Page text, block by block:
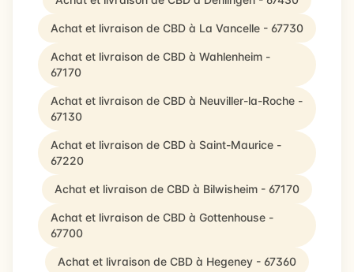
Achat et livraison de CBD à La Vancelle - 67730
Achat et livraison de CBD à Wahlenheim -
67170
Achat et livraison de CBD à Neuviller-la-Roche -
67130
Achat et livraison de CBD à Saint-Maurice -
67220
Achat et livraison de CBD à Bilwisheim - 67170
Achat et livraison de CBD à Gottenhouse -
67700
Achat et livraison de CBD à Hegeney - 67360